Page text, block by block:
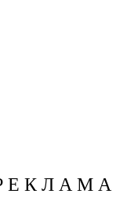
Е К Л А М А